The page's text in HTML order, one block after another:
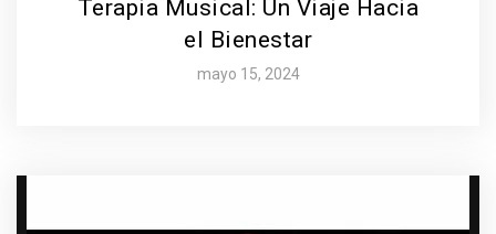
Terapia Musical: Un Viaje Hacia
el Bienestar
mayo 15, 2024